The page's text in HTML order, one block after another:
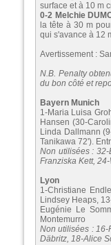
surface et à 10 m
0-2 Melchie
la tête à 30 m
qui s'avance à 12
Avertissement :
N.B. Penalty
du bon côté et
Bayern Munich
1-Maria Luisa
Hansen (30-
Linda Dallmann
Tanikawa 72').
Non utilisées : 32-
Franziska Kett,
Lyon
1-Christiane
Lindsey Heaps,
Eugénie Le
Montemurro
Non utilisées : 16-
Däbritz, 18-Alice